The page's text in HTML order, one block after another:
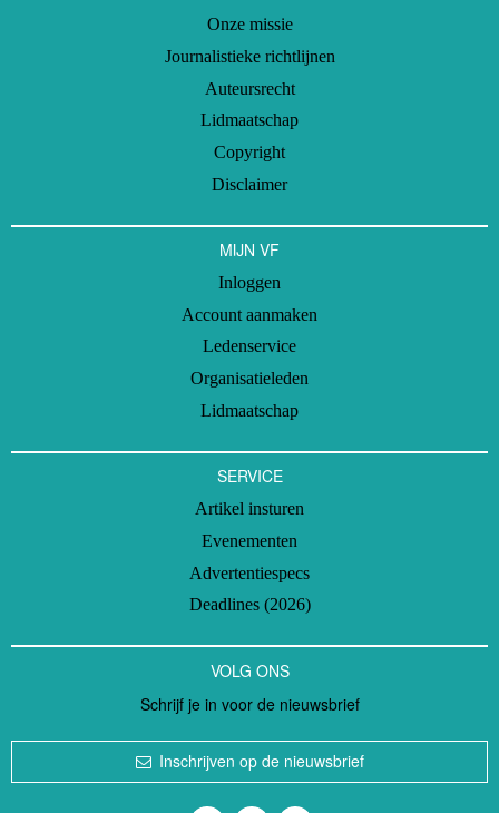
Onze missie
Journalistieke richtlijnen
Auteursrecht
Lidmaatschap
Copyright
Disclaimer
MIJN VF
Inloggen
Account aanmaken
Ledenservice
Organisatieleden
Lidmaatschap
SERVICE
Artikel insturen
Evenementen
Advertentiespecs
Deadlines (2026)
VOLG ONS
Schrijf je in voor de nieuwsbrief
Inschrijven op de nieuwsbrief